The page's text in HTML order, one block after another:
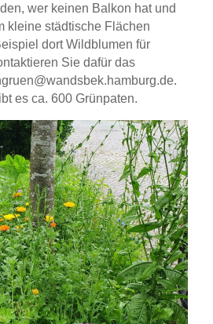
wer keinen Balkon hat und
kleine städtische Flächen
dort Wildblumen für
Sie dafür das
es ca. 600 Grünpaten.